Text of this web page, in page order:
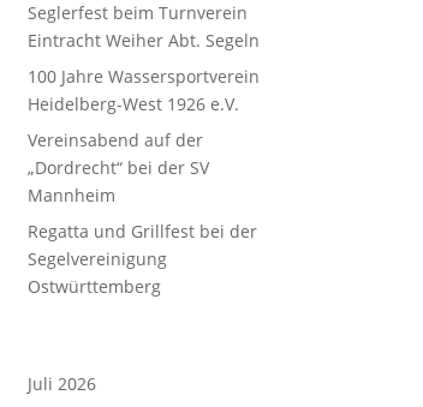
Seglerfest beim Turnverein
Eintracht Weiher Abt. Segeln
100 Jahre Wassersportverein
Heidelberg-West 1926 e.V.
Vereinsabend auf der
„Dordrecht“ bei der SV
Mannheim
Regatta und Grillfest bei der
Segelvereinigung
Ostwürttemberg
Juli 2026